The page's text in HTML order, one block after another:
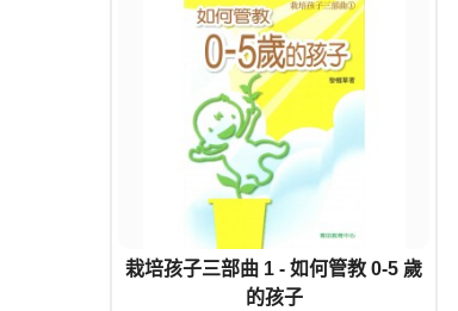
栽培孩子三部曲 1 - 如何管教 0-5 歲
的孩子